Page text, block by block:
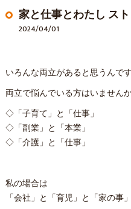
家と仕事とわたし ス
2024/04/01
いろんな両立があると思うんで
両立で悩んでいる方はいません
◇「子育て」と「仕事」
◇「副業」と「本業」
◇「介護」と「仕事」
私の場合は
「会社」と「育児」と「家の事」